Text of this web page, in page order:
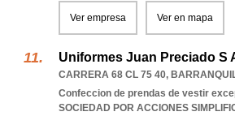
Ver empresa Ver en mapa
Uniformes Juan Preciado S
CARRERA 68 CL 75 40,
Confeccion de prendas de vestir
SOCIEDAD POR ACCIONES